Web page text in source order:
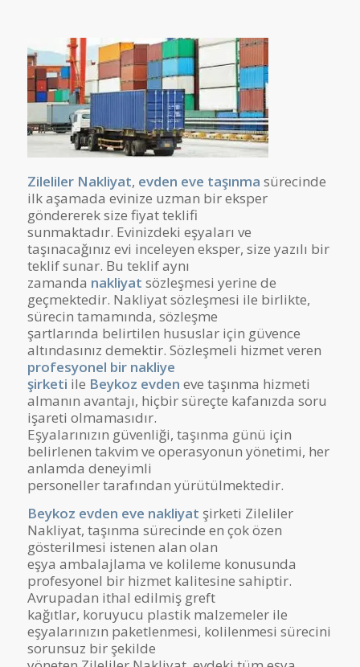
Zileliler Nakliyat, evden eve taşınma sürecinde
ilk aşamada evinize uzman bir eksper
göndererek size fiyat teklifi
sunmaktadır. Evinizdeki eşyaları ve
taşınacağınız evi inceleyen eksper, size yazılı bir
teklif sunar. Bu teklif aynı
zamanda nakliyat sözleşmesi yerine de
geçmektedir. Nakliyat sözleşmesi ile birlikte,
sürecin tamamında, sözleşme
şartlarında belirtilen hususlar için güvence
altındasınız demektir. Sözleşmeli hizmet veren
profesyonel bir nakliye
şirketi ile Beykoz evden eve taşınma hizmeti
almanın avantajı, hiçbir süreçte kafanızda soru
işareti olmamasıdır.
Eşyalarınızın güvenliği, taşınma günü için
belirlenen takvim ve operasyonun yönetimi, her
anlamda deneyimli
personeller tarafından yürütülmektedir.
Beykoz evden eve nakliyat şirketi Zileliler
Nakliyat, taşınma sürecinde en çok özen
gösterilmesi istenen alan olan
eşya ambalajlama ve kolileme konusunda
profesyonel bir hizmet kalitesine sahiptir.
Avrupadan ithal edilmiş greft
kağıtlar, koruyucu plastik malzemeler ile
eşyalarınızın paketlenmesi, kolilenmesi sürecini
sorunsuz bir şekilde